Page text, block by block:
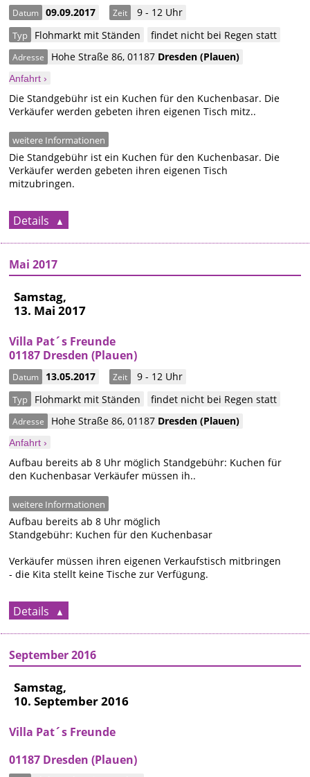
Datum 09.09.2017 Zeit 9 - 12 Uhr
Typ Flohmarkt mit Ständen findet nicht bei Regen statt
Adresse Hohe Straße 86,01187 Dresden(Plauen)
Anfahrt ›
Die Standgebühr ist ein Kuchen für den Kuchenbasar. Die
Verkäufer werden gebeten ihren eigenen Tisch mitz..
weitere Informationen
Die Standgebühr ist ein Kuchen für den Kuchenbasar. Die
Verkäufer werden gebeten ihren eigenen Tisch
mitzubringen.
Details
Mai 2017
Samstag,
13. Mai 2017
Villa Pat´s Freunde
01187 Dresden (Plauen)
Datum 13.05.2017 Zeit 9 - 12 Uhr
Typ Flohmarkt mit Ständen findet nicht bei Regen statt
Adresse Hohe Straße 86,01187 Dresden(Plauen)
Anfahrt ›
Aufbau bereits ab 8 Uhr möglich Standgebühr: Kuchen für
den Kuchenbasar Verkäufer müssen ih..
weitere Informationen
Aufbau bereits ab 8 Uhr möglich
Standgebühr: Kuchen für den Kuchenbasar
Verkäufer müssen ihren eigenen Verkaufstisch mitbringen
- die Kita stellt keine Tische zur Verfügung.
Details
September 2016
Samstag,
10. September 2016
Villa Pat´s Freunde
01187 Dresden (Plauen)